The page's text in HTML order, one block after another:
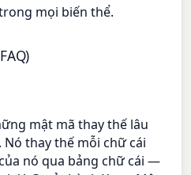
mọi biến thể.
mật mã thay thế lâu
thay thế mỗi chữ cái
nó qua bảng chữ cái —